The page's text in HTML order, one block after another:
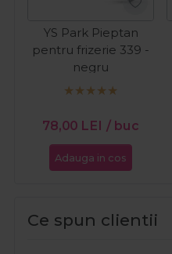
YS Park Pieptan
pentru frizerie 339 -
negru
78,00 LEI / buc
Adauga in cos
Ce spun clientii